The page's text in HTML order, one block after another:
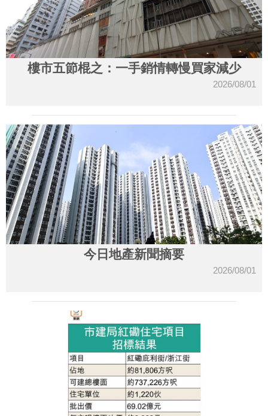
樓市五節棍之：一手銷情轉慢買家減少
2026/08/01
今日地產新聞摘要
2026/08/01